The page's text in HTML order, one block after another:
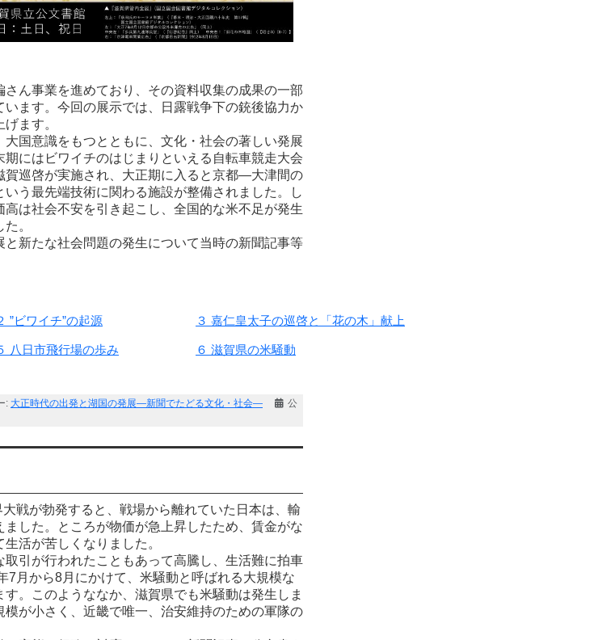
ん事業を進めており、その資料収集の成果の一部
ます。今回の展示では、日露戦争下の銃後協力か
ます。
国意識をもつとともに、文化・社会の著しい発展
にはビワイチのはじまりといえる自転車競走大会
賀巡啓が実施され、大正期に入ると京都―大津間の
う最先端技術に関わる施設が整備されました。し
は社会不安を引き起こし、全国的な米不足が発生
。
新たな社会問題の発生について当時の新聞記事等
”ビワイチ”の起源
３ 嘉仁皇太子の巡啓と「花の木」献上
八日市飛行場の歩み ６ 滋賀県の米騒動
: 大正時代の出発と湖国の発展―新聞でたどる文化・社会―
公
戦が勃発すると、戦場から離れていた日本は、輸
した。ところが物価が急上昇したため、賃金がな
活が苦しくなりました。
引が行われたこともあって高騰し、生活難に拍車
7月から8月にかけて、米騒動と呼ばれる大規模な
。このようななか、滋賀県でも米騒動は発生しま
模が小さく、近畿で唯一、治安維持のための軍隊の